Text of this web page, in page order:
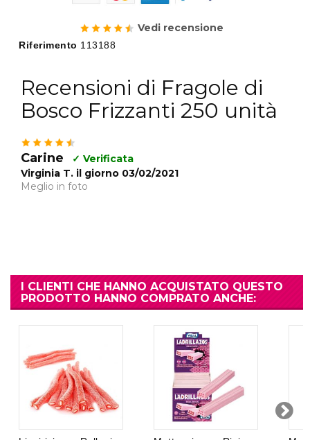
Vedi recensione
Riferimento 113188
Recensioni di Fragole di
Bosco Frizzanti 250 unità
Carine
✓ Verificata
Virginia T. il giorno 03/02/2021
Meglio in foto
I CLIENTI CHE HANNO ACQUISTATO QUESTO
PRODOTTO HANNO COMPRATO ANCHE: